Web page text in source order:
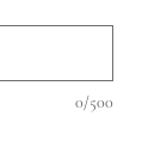
0/500